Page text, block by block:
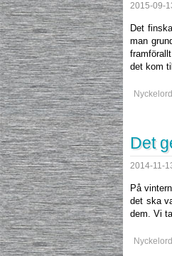
2015-09-
Det
man
det kom
Det
2014-11-
På
det ska
dem. Vi